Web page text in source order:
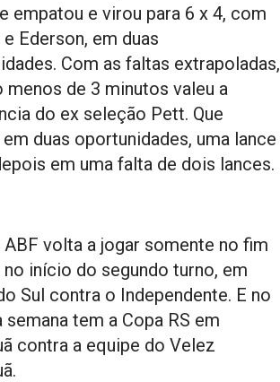
empatou e virou para 6 x 4, com
e Ederson, em duas
Com as faltas extrapoladas,
menos de 3 minutos valeu a
do ex seleção Pett. Que
duas oportunidades, uma lance
em uma falta de dois lances.
ABF volta a jogar somente no fim
no início do segundo turno, em
Sul contra o Independente. E no
semana tem a Copa RS em
contra a equipe do Velez